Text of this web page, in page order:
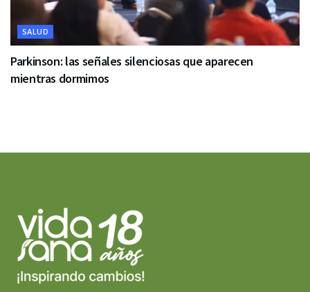
SALUD
Parkinson: las señales silenciosas que aparecen
mientras dormimos